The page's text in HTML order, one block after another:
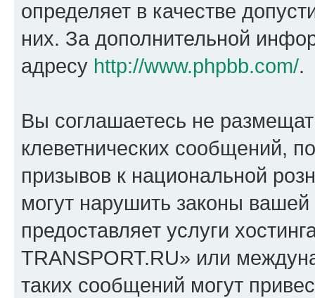
определяет в качестве
них. За дополнительной
адресу http://www.phpbb.com/.
Вы соглашаетесь не
клеветнических сообщений,
призывов к национальной
могут нарушить законы
предоставляет услуги
TRANSPORT.RU» или
таких сообщений могут